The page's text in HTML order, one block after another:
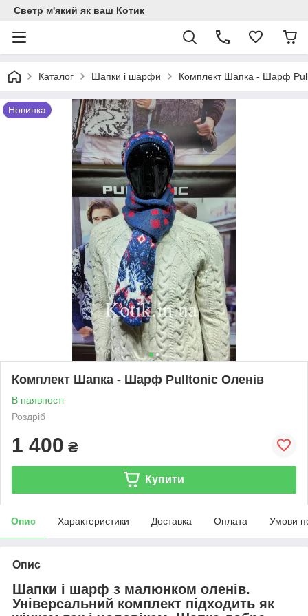
Светр м'який як ваш Котик
Каталог Шапки і шарфи Комплект Шапка - Шарф
Новинка
Комплект Шапка - Шарф Pulltonic Оленів
В наявності
Роздріб
1 400 ₴
Купити
Опис Характеристики Доставка Оплата Умови
Опис
Шапки і шарф з малюнком оленів.
Універсальний комплект підходить як